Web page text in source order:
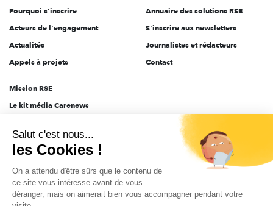
Pourquoi s'inscrire
Acteurs de l'engagement
Actualités
Appels à projets
Annuaire des solutions RSE
S'inscrire aux newsletters
Journalistes et rédacteurs
Contact
Mission RSE
Le kit média Carenews
AEF info
Novethic
PRODURABLE
Inclusiv Day
Salut c'est nous...
les Cookies !
On a attendu d'être sûrs que le contenu de
ce site vous intéresse avant de vous
déranger, mais on aimerait bien vous accompagner pendant votre